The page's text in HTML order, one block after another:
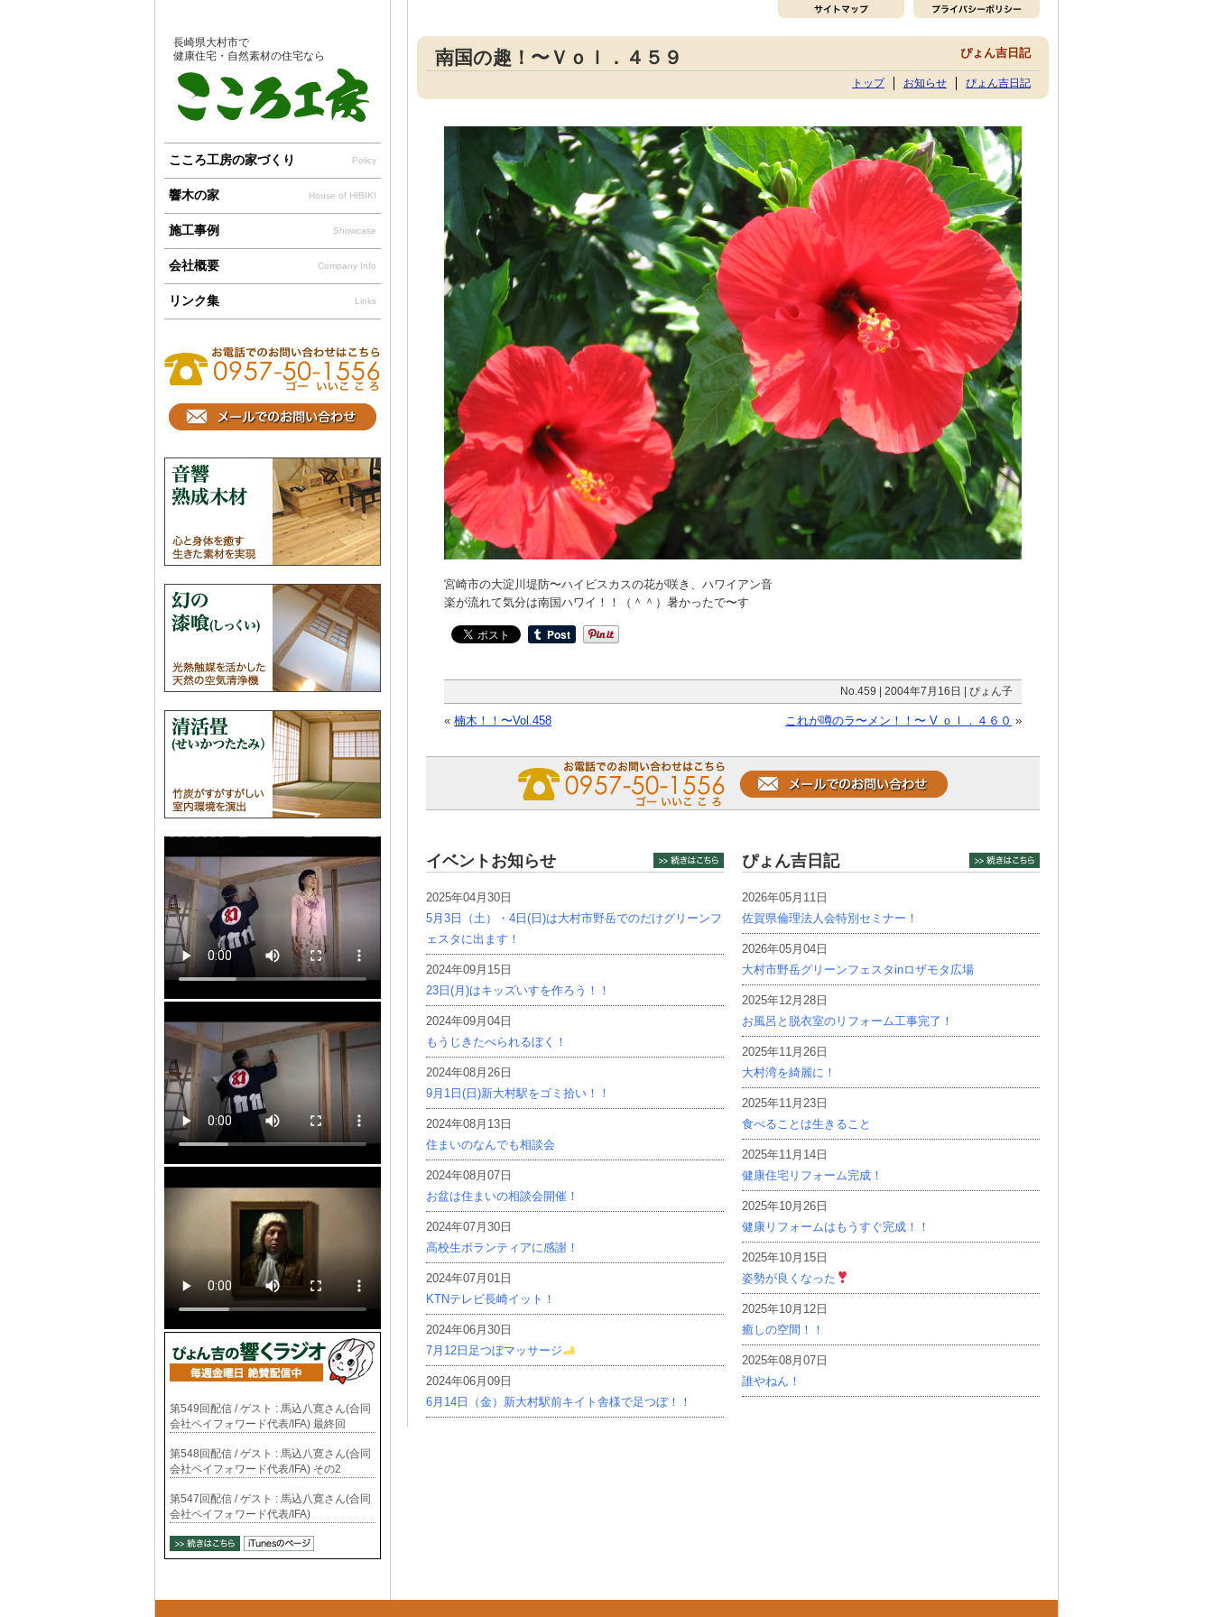
南国の趣！〜Ｖｏｌ．４５９ ぴょん吉日記
トップ お知らせ ぴょん吉日記
宮崎市の大淀川堤防〜ハイビスカスの花が咲き、ハワイアン音
楽が流れて気分は南国ハワイ！！（＾＾）暑かったで〜す
No.459 | 2004年7月16日 | ぴょん子
« 楠木！！〜Vol.458 これが噂のラ〜メン！！〜 V ｏｌ．４６０ »
イベントお知らせ
2025年04月30日
5月3日（土）・4日(日)は大村市野岳でのだけグリーンフ
ェスタに出ます！
2024年09月15日
23日(月)はキッズいすを作ろう！！
2024年09月04日
もうじきたべられるぼく！
2024年08月26日
9月1日(日)新大村駅をゴミ拾い！！
2024年08月13日
住まいのなんでも相談会
2024年08月07日
お盆は住まいの相談会開催！
2024年07月30日
高校生ボランティアに感謝！
2024年07月01日
KTNテレビ長崎イット！
2024年06月30日
7月12日足つぼマッサージ
2024年06月09日
6月14日（金）新大村駅前キイト舎様で足つぼ！！
ぴょん吉日記
2026年05月11日
佐賀県倫理法人会特別セミナー！
2026年05月04日
大村市野岳グリーンフェスタinロザモタ広場
2025年12月28日
お風呂と脱衣室のリフォーム工事完了！
2025年11月26日
大村湾を綺麗に！
2025年11月23日
食べることは生きること
2025年11月14日
健康住宅リフォーム完成！
2025年10月26日
健康リフォームはもうすぐ完成！！
2025年10月15日
姿勢が良くなった
2025年10月12日
癒しの空間！！
2025年08月07日
誰やねん！
長崎県大村市で
健康住宅・自然素材の住宅なら
こころ工房の家づくり Policy
響木の家 House of HIBIKI
施工事例 Showcase
会社概要 Company Info
リンク集 Links
第549回配信 / ゲスト : 馬込八寛さん(合同
会社ペイフォワード代表/IFA) 最終回
第548回配信 / ゲスト : 馬込八寛さん(合同
会社ペイフォワード代表/IFA) その2
第547回配信 / ゲスト : 馬込八寛さん(合同
会社ペイフォワード代表/IFA)